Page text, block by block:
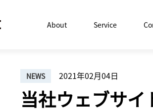
About Service
NEWS 2021年02月04日
当社ウェブサ